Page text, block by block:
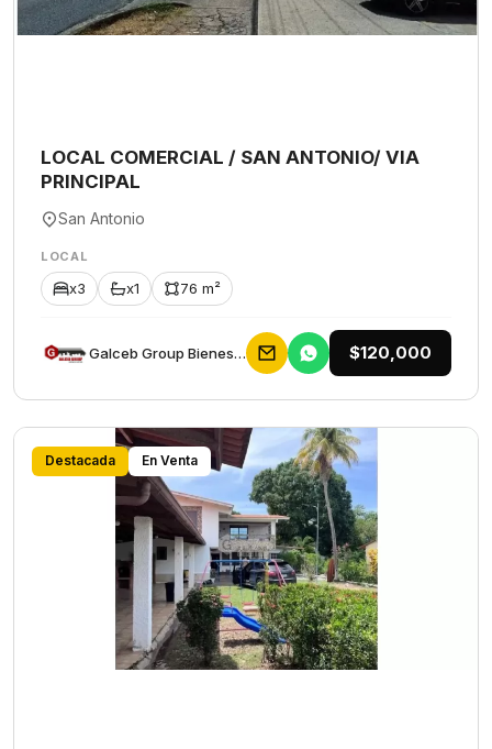
LOCAL COMERCIAL / SAN ANTONIO/ VIA
PRINCIPAL
San Antonio
LOCAL
x3 x1 76 m²
Galceb Group Bienes Raices $120,000
Destacada En Venta